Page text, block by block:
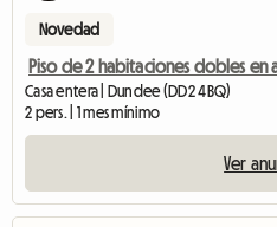
Novedad
Piso de 2 habitaciones dobles en
Casa entera | Dundee (DD2 4BQ)
2 pers. | 1 mes mínimo
Ver